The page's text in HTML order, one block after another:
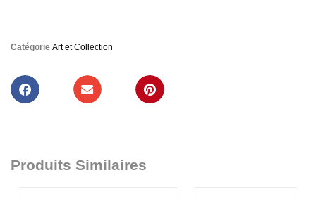
Catégorie Art et Collection
Produits Similaires